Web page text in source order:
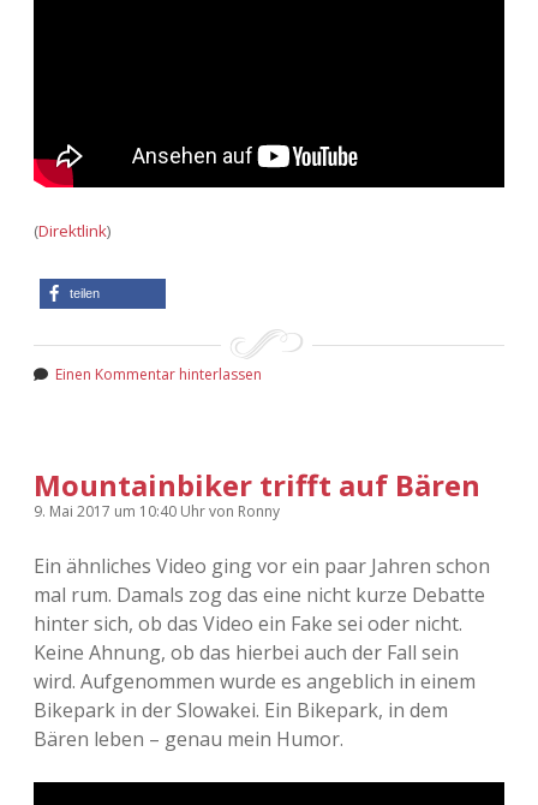
(Direktlink)
teilen
Einen Kommentar hinterlassen
Mountainbiker trifft auf Bären
9. Mai 2017 um 10:40 Uhrvon Ronny
Ein ähnliches Video ging vor ein paar Jahren schon
mal rum. Damals zog das eine nicht kurze Debatte
hinter sich, ob das Video ein Fake sei oder nicht.
Keine Ahnung, ob das hierbei auch der Fall sein
wird. Aufgenommen wurde es angeblich in einem
Bikepark in der Slowakei. Ein Bikepark, in dem
Bären leben – genau mein Humor.